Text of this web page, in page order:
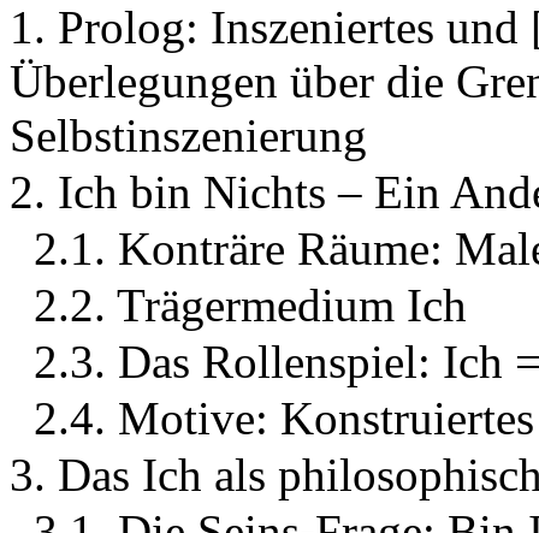
1. Prolog: Inszeniertes
Überlegungen über die
Selbstinszenierung
2. Ich bin Nichts – Ein
2.1. Konträre Räume:
2.2. Trägermedium Ich
2.3. Das Rollenspiel: Ich
2.4. Motive:
3. Das Ich als